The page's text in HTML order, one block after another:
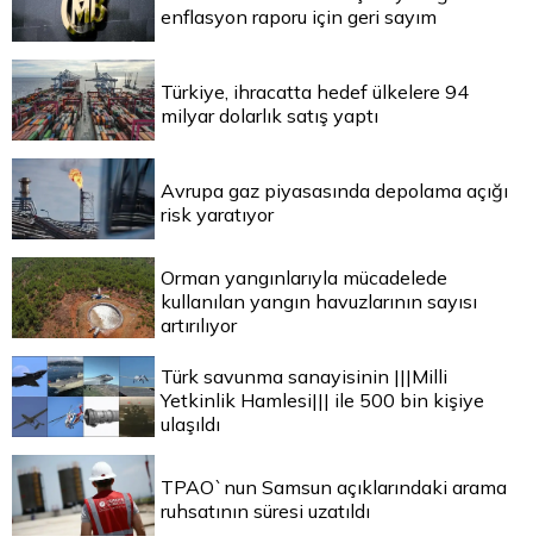
enflasyon raporu için geri sayım
Türkiye, ihracatta hedef ülkelere 94
milyar dolarlık satış yaptı
Avrupa gaz piyasasında depolama açığı
risk yaratıyor
Orman yangınlarıyla mücadelede
kullanılan yangın havuzlarının sayısı
artırılıyor
Türk savunma sanayisinin |||Milli
Yetkinlik Hamlesi||| ile 500 bin kişiye
ulaşıldı
TPAO`nun Samsun açıklarındaki arama
ruhsatının süresi uzatıldı